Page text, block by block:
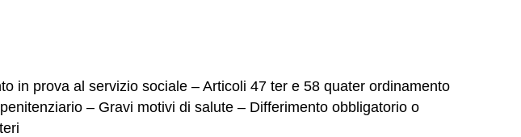
in prova al servizio sociale – Articoli 47 ter e 58 quater ordinamento
– Gravi motivi di salute – Differimento obbligatorio o